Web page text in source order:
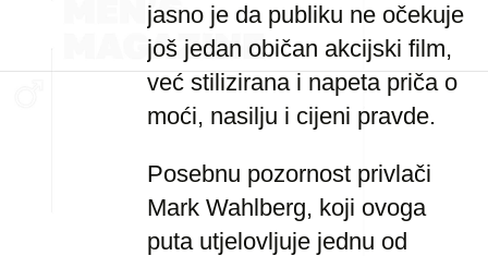
jasno je da publiku ne očekuje
još jedan običan akcijski film,
već stilizirana i napeta priča o
moći, nasilju i cijeni pravde.
Posebnu pozornost privlači
Mark Wahlberg, koji ovoga
puta utjelovljuje jednu od